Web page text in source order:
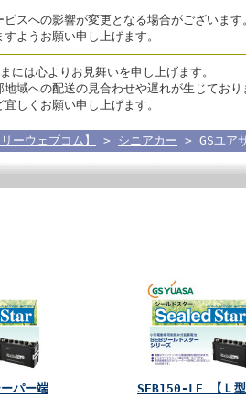
スへの影響が変更となる場合がございます
ようお願い申し上げます。
には心よりお見舞いを申し上げます。
域への配送の見合わせや遅れが生じており
しくお願い申し上げます。
ーウェブコム】 > シニアカー > GSユア
パー端
SEB150-LE 【Ｌ